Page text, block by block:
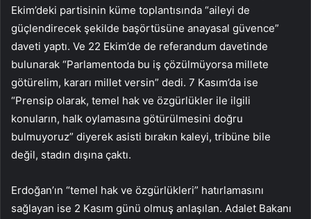
Ekim’deki partisinin küme toplantısında “aileyi de
güçlendirecek şekilde başörtüsüne anayasal güvence”
daveti yaptı. Ve 22 Ekim’de de referandum davetinde
bulunarak “Parlamentoda bu iş çözülmüyorsa millete
götürelim, kararı millet versin” dedi. 7 Kasım’da ise
“Prensip olarak, temel hak ve özgürlükler ile ilgili
konuların, halk oylamasına götürülmesini doğru
bulmuyoruz” diyerek asisti bırakın kaleyi, tribüne bile
değil, stadın dışına çaktı.
Erdoğan’ın “temel hak ve özgürlükleri” hatırlamasını
sağlayan ise 2 Kasım günü olmuş anlaşılan. Adalet Bakanı